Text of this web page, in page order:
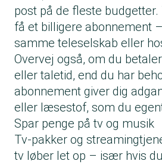
post på de fleste
få et billigere abonnement
samme teleselskab eller
Overvej også, om du
eller taletid, end du har
abonnement giver dig
eller læsestof, som du
Spar penge på tv og musik
Tv-pakker og
tv løber let op – især hvis